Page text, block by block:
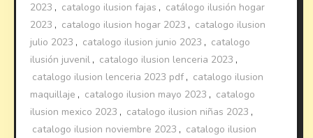
2023 , catalogo ilusion fajas , catálogo ilusión hogar
2023 , catalogo ilusion hogar 2023 , catalogo ilusion
julio 2023 , catalogo ilusion junio 2023 , catalogo
ilusión juvenil , catalogo ilusion lenceria 2023 ,
catalogo ilusion lenceria 2023 pdf , catalogo ilusion
maquillaje , catalogo ilusion mayo 2023 , catalogo
ilusion mexico 2023 , catalogo ilusion niñas 2023 ,
catalogo ilusion noviembre 2023 , catalogo ilusion